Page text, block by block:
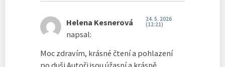
Helena Kesnerová
napsal:
24. 5. 2026
(12:21)
Moc zdravím, krásné čtení a pohlazení